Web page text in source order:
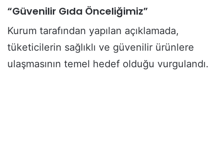
“Güvenilir Gıda Önceliğimiz”
Kurum tarafından yapılan açıklamada,
tüketicilerin sağlıklı ve güvenilir ürünlere
ulaşmasının temel hedef olduğu vurgulandı.